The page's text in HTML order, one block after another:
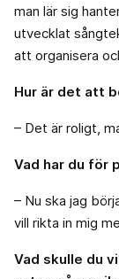
man lär sig
utvecklat
att organisera
Hur är det att
– Det är roligt,
Vad har du för
– Nu ska jag
vill rikta in mig
Vad skulle du